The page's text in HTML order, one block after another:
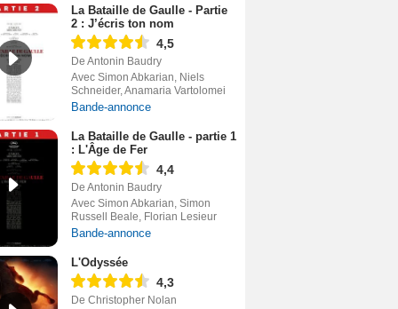
La Bataille de Gaulle - Partie
2 : J’écris ton nom
4,5
De Antonin Baudry
Avec Simon Abkarian, Niels
Schneider, Anamaria Vartolomei
Bande-annonce
La Bataille de Gaulle - partie 1
: L'Âge de Fer
4,4
De Antonin Baudry
Avec Simon Abkarian, Simon
Russell Beale, Florian Lesieur
Bande-annonce
L'Odyssée
4,3
De Christopher Nolan